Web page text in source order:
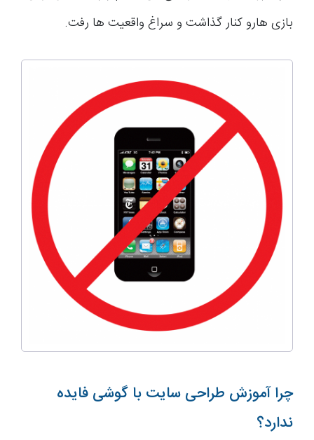
بازی هارو کنار گذاشت و سراغ واقعیت ها رفت.
چرا آموزش طراحی سایت با گوشی فایده
ندارد؟